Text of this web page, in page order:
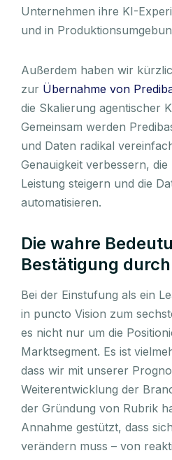
Unternehmen ihre KI-
und in
Außerdem haben wir
zur Übernahme von
die Skalierung agentischer
Gemeinsam werden
und Daten radikal
Genauigkeit verbessern,
Leistung steigern und die
automatisieren.
Die wahre
Bestätigung
Bei der Einstufung als ein
in puncto Vision zum
es nicht nur um die
Marktsegment. Es ist
dass wir mit unserer
Weiterentwicklung der
der Gründung von Rubrik
Annahme gestützt, dass
verändern muss – von